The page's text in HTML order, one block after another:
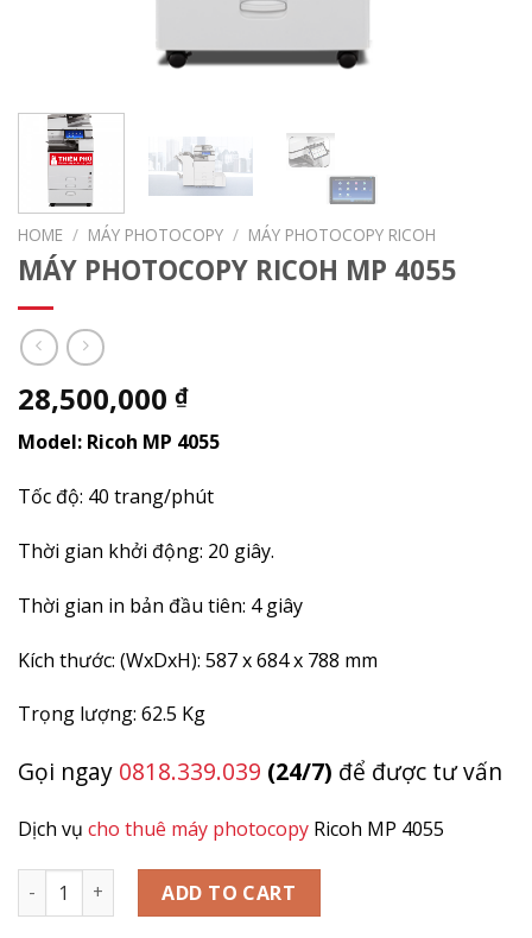
HOME / MÁY PHOTOCOPY / MÁY PHOTOCOPY RICOH
MÁY PHOTOCOPY RICOH MP 4055
28,500,000 ₫
Model: Ricoh MP 4055
Tốc độ: 40 trang/phút
Thời gian khởi động: 20 giây.
Thời gian in bản đầu tiên: 4 giây
Kích thước: (WxDxH): 587 x 684 x 788 mm
Trọng lượng: 62.5 Kg
Gọi ngay 0818.339.039 (24/7) để được tư vấn
Dịch vụ cho thuê máy photocopy Ricoh MP 4055
MÁY PHOTOCOPY RICOH MP 4055 quantity
ADD TO CART